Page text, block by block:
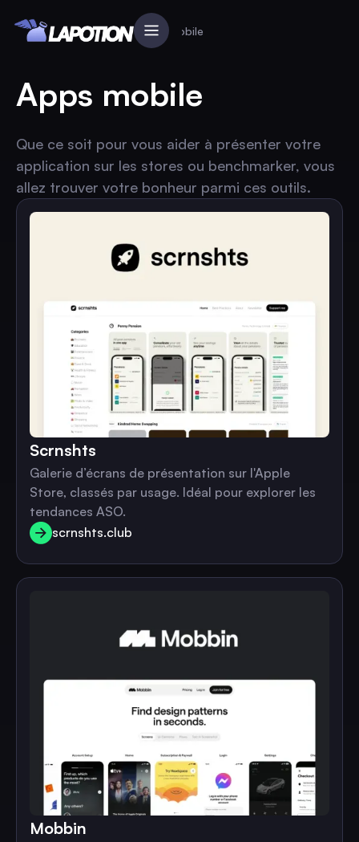
Accueil Le Grimoire Apps mobile
Apps mobile
Que ce soit pour vous aider à présenter votre
application sur les stores ou benchmarker, vous
allez trouver votre bonheur parmi ces outils.
Scrnshts
Galerie d’écrans de présentation sur l'Apple
Store, classés par usage. Idéal pour explorer les
tendances ASO.
scrnshts.club
Mobbin